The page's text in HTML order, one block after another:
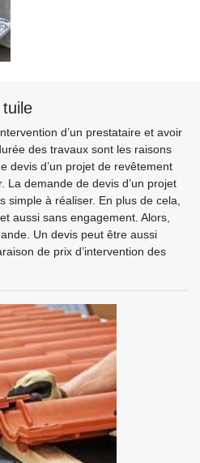
d’un prestataire et avoir
des travaux sont les raisons
devis d’un projet de revêtement
La demande de devis d’un projet
simple à réaliser. En plus de cela,
aussi sans engagement. Alors,
Un devis peut être aussi
de prix d’intervention des